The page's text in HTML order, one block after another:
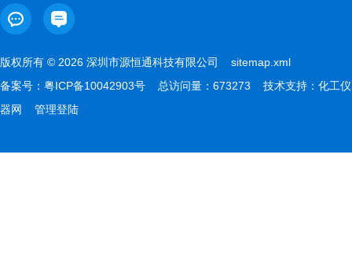
版权所有 © 2026 深圳市源恒通科技有限公司 sitemap.xml
备案号： 粤ICP备10042903号 总访问量：673273 技术支持： 化工仪
器网
管理登陆